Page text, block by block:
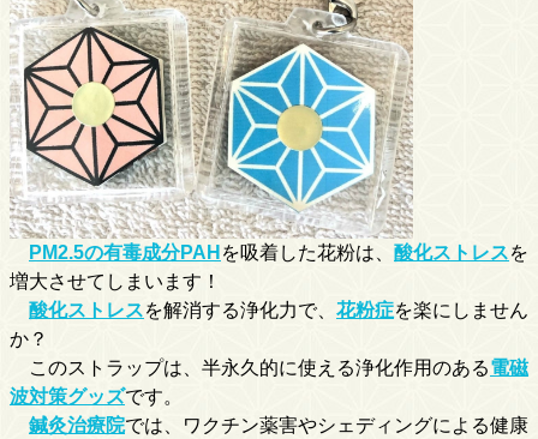
PM2.5の有毒成分PAH を吸着した花粉は、 酸化ストレスを
増大させてしまいます！
酸化ストレスを解消する浄化力で、 花粉症を楽にしません
か？
このストラップは、半永久的に使える浄化作用のある電磁
波対策グッズです。
鍼灸治療院では、ワクチン薬害やシェディングによる健康